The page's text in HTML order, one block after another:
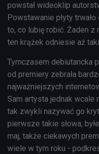
powstał wideoklip
Powstawanie płyty
to, co lubię robić. Żaden z
ten krążek odniesie aż
Tymczasem debiutancka
od premiery zebrała
najważniejszych
Sam artysta jednak wcale
tak zwykli nazywać go
pierwsze takie słowa,
maj, także ciekawych
wiele w tym roku -